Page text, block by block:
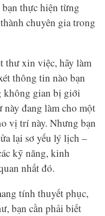
thực hiện từng
chuyên gia trong
thư xin việc, hãy làm
thông tin nào bạn
không gian bị giới
này đang làm cho một
vị trí này. Nhưng bạn
lại sơ yếu lý lịch –
kỹ năng, kinh
nhất đó.
tính thuyết phục,
bạn cần phải biết